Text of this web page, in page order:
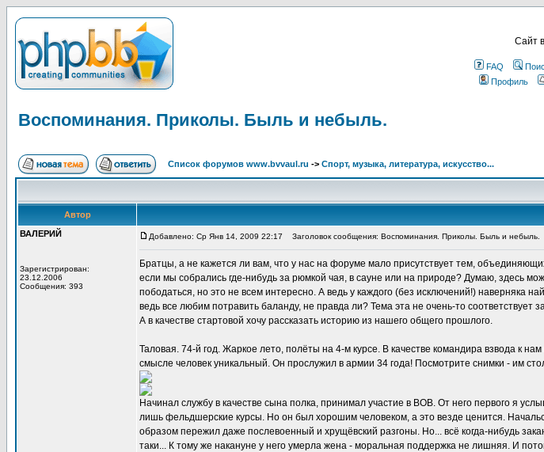
Cайт
FAQ
Профиль
Воспоминания. Приколы. Быль и небыль.
Список форумов www.bvvaul.ru -> Спорт, музыка, литература, искусство...
Автор
ВАЛЕРИЙ
Зарегистрирован:
23.12.2006
Сообщения: 393
Добавлено: Ср Янв 14, 2009 22:17 Заголовок сообщения: Воспоминания. Приколы. Быль и небыль.
Братцы, а не кажется ли вам, что у нас на форуме мало присутствует тем,
если мы собрались где-нибудь за рюмкой чая, в сауне или на природе? Думаю, здесь
пободаться, но это не всем интересно. А ведь у каждого (без исключений!) наверняка
ведь все любим потравить баланду, не правда ли? Тема эта не очень-то
А в качестве стартовой хочу рассказать историю из нашего общего прошлого.
Таловая. 74-й год. Жаркое лето, полёты на 4-м курсе. В качестве командира взвода к
смысле человек уникальный. Он прослужил в армии 34 года! Посмотрите снимки - им
Начинал службу в качестве сына полка, принимал участие в ВОВ. От него первого я
лишь фельдшерские курсы. Но он был хорошим человеком, а это везде ценится.
образом пережил даже послевоенный и хрущёвский разгоны. Но... всё когда-нибудь
таки... К тому же накануне у него умерла жена - моральная поддержка не лишняя. И